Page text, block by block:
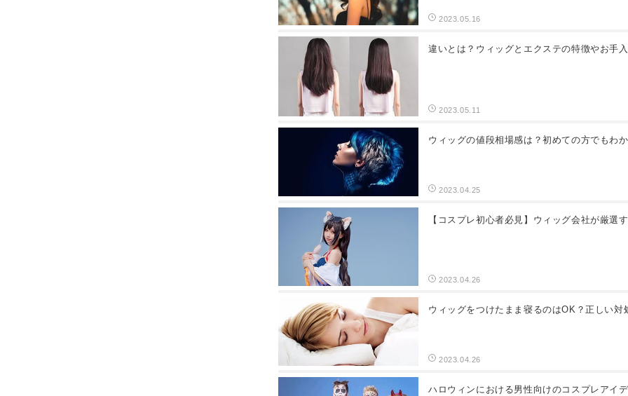
2023.05.16
違いとは？ウィッグとエクステの特徴やお手
2023.05.11
ウィッグの値段相場感は？初めての方でもわ
2023.04.25
【コスプレ初心者必見】ウィッグ会社が厳選
2023.04.26
ウィッグをつけたまま寝るのはOK？正しい対
2023.04.26
ハロウィンにおける男性向けのコスプレアイ